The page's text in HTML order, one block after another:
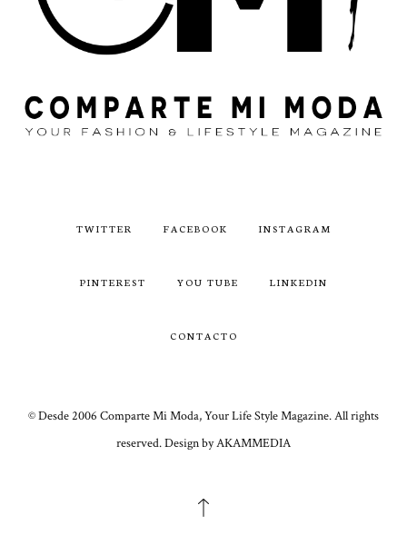
TWITTER FACEBOOK INSTAGRAM
PINTEREST YOU TUBE LINKEDIN
CONTACTO
© Desde 2006 Comparte Mi Moda, Your Life Style Magazine. All rights
reserved. Design by AKAMMEDIA